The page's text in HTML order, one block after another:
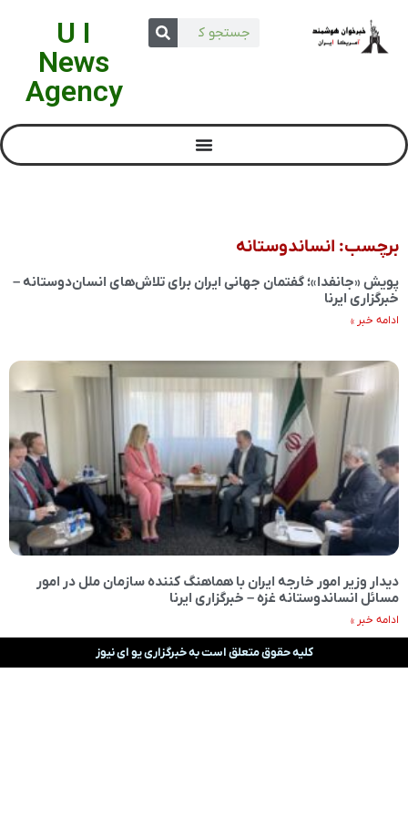
U I
News
Agency
برچسب: انساندوستانه
پویش «جانفدا»؛ گفتمان جهانی ایران برای تلاش‌های انسان‌دوستانه –
خبرگزاری ایرنا
ادامه خبر »
دیدار وزیر امور خارجه ایران با هماهنگ کننده سازمان ملل در امور
مسائل انساندوستانه غزه – خبرگزاری ایرنا
ادامه خبر »
کلیه حقوق متعلق است به خبرگزاری یو ای نیوز